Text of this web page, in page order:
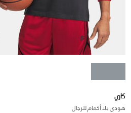
كاري
هودي بلا أكمام للرجال